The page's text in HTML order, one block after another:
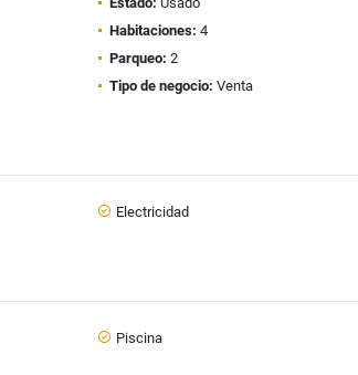
Habitaciones: 4
Parqueo: 2
Tipo de negocio: Venta
Electricidad
Piscina